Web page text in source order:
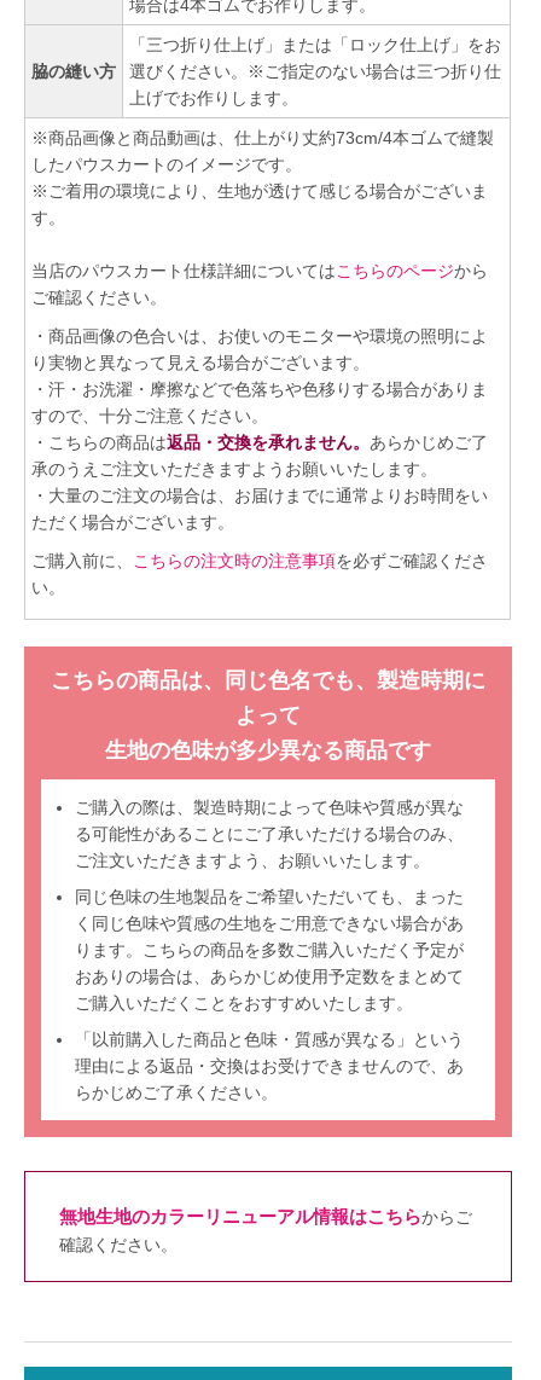
場合は4本ゴムでお作りします。
脇の縫い方
「三つ折り仕上げ」または「ロック仕上げ」をお
選びください。※ご指定のない場合は三つ折り仕
上げでお作りします。
※商品画像と商品動画は、仕上がり丈約73cm/4本ゴムで縫製
したパウスカートのイメージです。
※ご着用の環境により、生地が透けて感じる場合がございま
す。
当店のパウスカート仕様詳細についてはこちらのページから
ご確認ください。
・商品画像の色合いは、お使いのモニターや環境の照明によ
り実物と異なって見える場合がございます。
・汗・お洗濯・摩擦などで色落ちや色移りする場合がありま
すので、十分ご注意ください。
・こちらの商品は返品・交換を承れません。 あらかじめご了
承のうえご注文いただきますようお願いいたします。
・大量のご注文の場合は、お届けまでに通常よりお時間をい
ただく場合がございます。
ご購入前に、 こちらの注文時の注意事項を必ずご確認くださ
い。
こちらの商品は、同じ色名でも、製造時期に
よって
生地の色味が多少異なる商品です
ご購入の際は、製造時期によって色味や質感が異な
る可能性があることにご了承いただける場合のみ、
ご注文いただきますよう、お願いいたします。
同じ色味の生地製品をご希望いただいても、まった
く同じ色味や質感の生地をご用意できない場合があ
ります。こちらの商品を多数ご購入いただく予定が
おありの場合は、あらかじめ使用予定数をまとめて
ご購入いただくことをおすすめいたします。
「以前購入した商品と色味・質感が異なる」という
理由による返品・交換はお受けできませんので、あ
らかじめご了承ください。
無地生地のカラーリニューアル情報はこちらからご
確認ください。